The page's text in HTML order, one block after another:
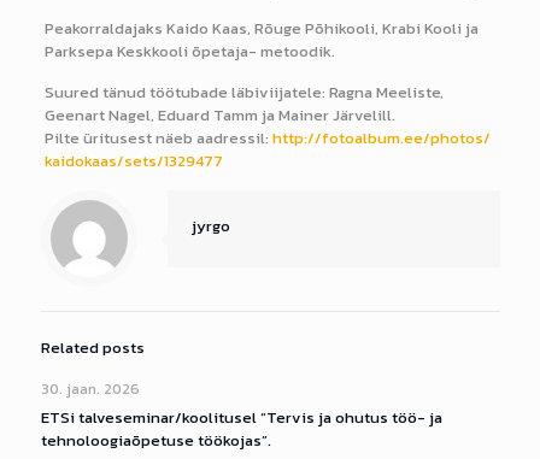
Peakorraldajaks Kaido Kaas, Rõuge Põhikooli, Krabi Kooli ja
Parksepa Keskkooli õpetaja- metoodik.
Suured tänud töötubade läbiviijatele: Ragna Meeliste,
Geenart Nagel, Eduard Tamm ja Mainer Järvelill.
Pilte üritusest näeb aadressil:http://fotoalbum.ee/photos/
kaidokaas/sets/1329477
jyrgo
Related posts
30. jaan. 2026
ETSi talveseminar/koolitusel “Tervis ja ohutus töö- ja
tehnoloogiaõpetuse töökojas”.